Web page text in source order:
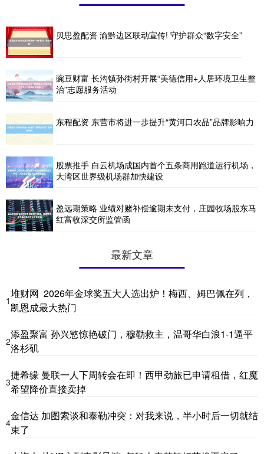
贝思盈配资 渝黔边区联动宣传! 守护群众“数字安全”
豌豆财富 长沟镇孙街村开展“美德信用+人居环境卫生整
治”志愿服务活动
东程配资 东营市将进一步提升“黄河口农品”品牌影响力
股票推手 白云机场成国内首个五条商用跑道运行机场，
大湾区世界级机场群加快建设
盈远期策略 业绩对赌补偿逾期未支付，庄园牧场股东马
红富收深交所监管函
最新文章
1
堆财网 2026年金球奖五大人选出炉！梅西、姆巴佩在列，
凯恩成最大热门
2
添盈聚富 孙兴慜惊艳破门，穆勒救主，温哥华白浪1-1逼平
洛杉矶
3
捷希缘 曼联一人下周转会在即！西甲劲旅已申请租借，红魔
希望降价直接卖掉
4
金信达 加图索谈和泰勒冲突：对我来说，半小时后一切就结
束了